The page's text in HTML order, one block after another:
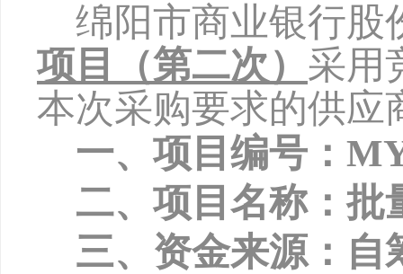
绵阳市商业银行股
项目（第二次） 采用
本次采购要求的供应
一、项目编号：
二、项目名称：批
三、资金来源：自